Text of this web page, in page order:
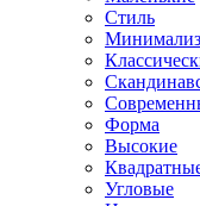
Стиль
Форма
Высокие
Угловые